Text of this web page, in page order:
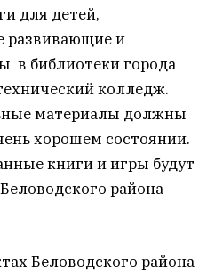
для детей,
развивающие и
в библиотеки города
колледж.
материалы должны
хорошем состоянии.
книги и игры будут
района
Беловодского района